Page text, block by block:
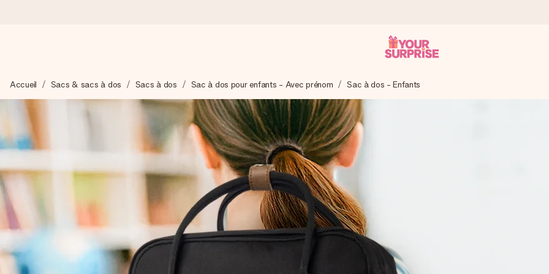
Nous préparons votre cadeau avec attention et l’envoyons en un éclair – pour que vous puissiez l’offrir au bon moment, quand
4,9 (sur la base de +15 000 avis)
Nos cadeaux sont appréciés. Les clients nous attribuent une note de 4,9 sur Google Reviews (total de tous les pays où nous
Créez quelque chose d’unique en quelques étapes – avec son prénom, votre photo ou un message qui touche le cœur. Sans
Accueil Sacs & sacs à dos Sacs à dos Sac à dos pour enfants - Avec prénom Sac à dos - Enfants